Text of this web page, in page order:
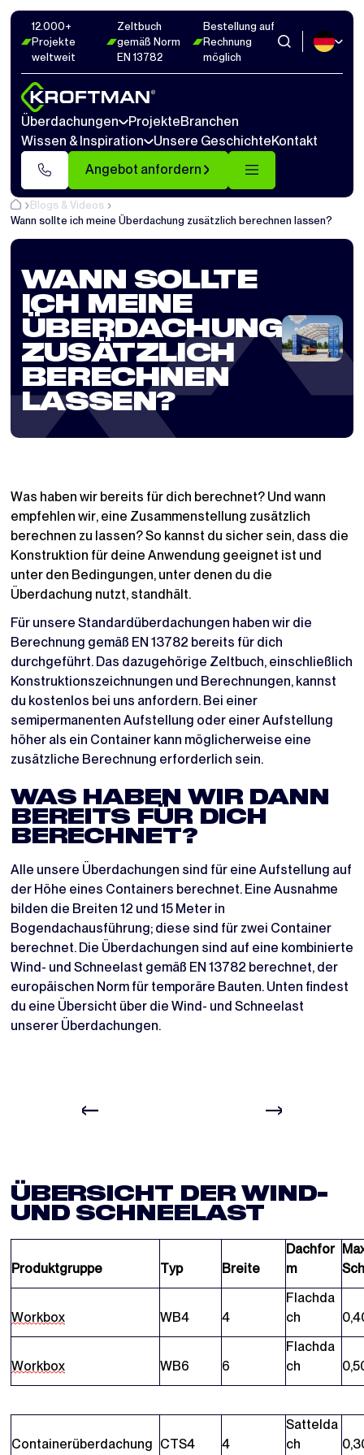
12.000+
Projekte
weltweit
Zeltbuch
gemäß Norm
EN 13782
Bestellung auf
Rechnung
möglich
Überdachungen ProjekteBranchen
Wissen & Inspiration
Unsere GeschichteKontakt
Angebot anfordern
Blogs & Videos
Wann sollte ich meine Überdachung zusätzlich berechnen lassen?
WANN SOLLTE
ICH MEINE
ÜBERDACHUNG
ZUSÄTZLICH
BERECHNEN
LASSEN?
Was haben wir bereits für dich berechnet? Und wann
empfehlen wir, eine Zusammenstellung zusätzlich
berechnen zu lassen? So kannst du sicher sein, dass die
Konstruktion für deine Anwendung geeignet ist und
unter den Bedingungen, unter denen du die
Überdachung nutzt, standhält.
Für unsere Standardüberdachungen haben wir die
Berechnung gemäß EN 13782 bereits für dich
durchgeführt. Das dazugehörige Zeltbuch, einschließlich
Konstruktionszeichnungen und Berechnungen, kannst
du kostenlos bei uns anfordern. Bei einer
semipermanenten Aufstellung oder einer Aufstellung
höher als ein Container kann möglicherweise eine
zusätzliche Berechnung erforderlich sein.
WAS HABEN WIR DANN
BEREITS FÜR DICH
BERECHNET?
Alle unsere Überdachungen sind für eine Aufstellung auf
der Höhe eines Containers berechnet. Eine Ausnahme
bilden die Breiten 12 und 15 Meter in
Bogendachausführung; diese sind für zwei Container
berechnet. Die Überdachungen sind auf eine kombinierte
Wind- und Schneelast gemäß EN 13782 berechnet, der
europäischen Norm für temporäre Bauten. Unten findest
du eine Übersicht über die Wind- und Schneelast
unserer Überdachungen.
ÜBERSICHT DER WIND-
UND SCHNEELAST
Produktgruppe Typ Breite
Dachfor
m
Workbox WB4 4
Flachda
ch
Workbox WB6 6
Flachda
ch
Containerüberdachung CTS4 4
Sattelda
ch